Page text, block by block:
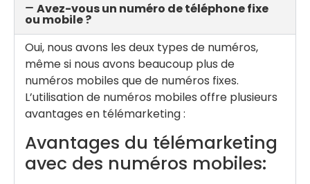
Avez-vous un numéro de téléphone fixe
ou mobile ?
Oui, nous avons les deux types de numéros,
même si nous avons beaucoup plus de
numéros mobiles que de numéros fixes.
L’utilisation de numéros mobiles offre plusieurs
avantages en télémarketing :
Avantages du télémarketing
avec des numéros mobiles: